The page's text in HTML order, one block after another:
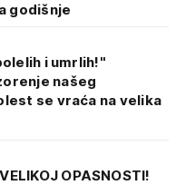
godišnje
i umrlih!"
našeg
se vraća na velika
OPASNOSTI!